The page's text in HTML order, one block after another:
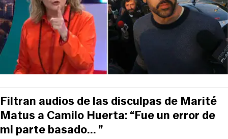
Filtran audios de las disculpas de Marité
Matus a Camilo Huerta: “Fue un error de
mi parte basado... ”